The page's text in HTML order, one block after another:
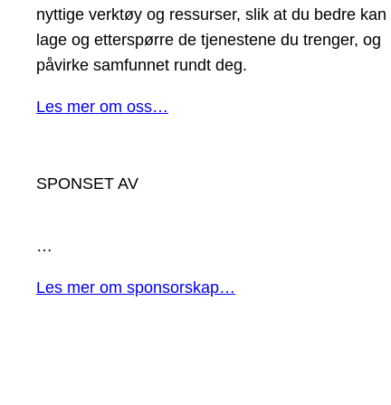
nyttige verktøy og ressurser, slik at du bedre kan
lage og etterspørre de tjenestene du trenger, og
påvirke samfunnet rundt deg.
Les mer om oss…
SPONSET AV
…
Les mer om sponsorskap…